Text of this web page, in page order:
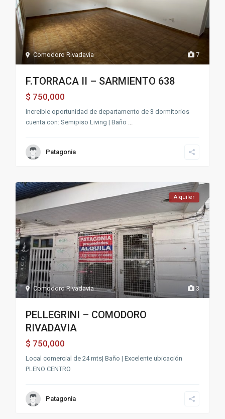
7
Comodoro Rivadavia
F.TORRACA II – SARMIENTO 638
$ 750,000
Increíble oportunidad de departamento de 3 dormitorios
cuenta con: Semipiso Living | Baño
Patagonia
3
Comodoro Rivadavia
Alquiler
PELLEGRINI – COMODORO
RIVADAVIA
$ 750,000
Local comercial de 24 mts| Baño | Excelente ubicación
PLENO CENTRO
Patagonia